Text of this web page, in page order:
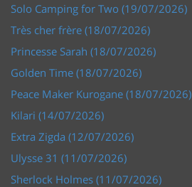
Solo Camping for Two (19/07/2026)
Très cher frère (18/07/2026)
Princesse Sarah (18/07/2026)
Golden Time (18/07/2026)
Peace Maker Kurogane (18/07/2026)
Kilari (14/07/2026)
Extra Zigda (12/07/2026)
Ulysse 31 (11/07/2026)
Sherlock Holmes (11/07/2026)